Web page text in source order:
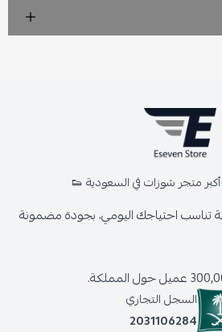
متجر شوزات في السعودية 👟
تناسب احتياجك اليومي، بجودة مضمونة
السجل التجاري
2031106284